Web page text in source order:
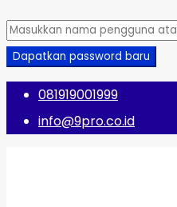
Dapatkan password baru
081919001999
info@9pro.co.id